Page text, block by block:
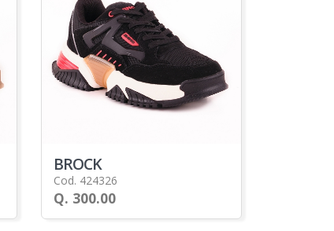
BROCK
Cod. 424326
Q. 300.00